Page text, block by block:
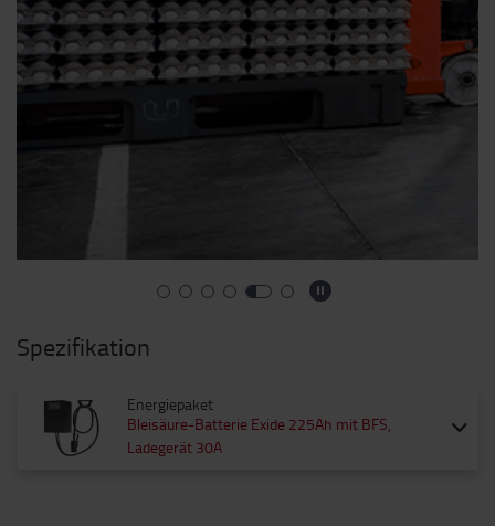
Spezifikation
Energiepaket
Bleisäure-Batterie Exide 225Ah mit BFS,
Ladegerät 30A